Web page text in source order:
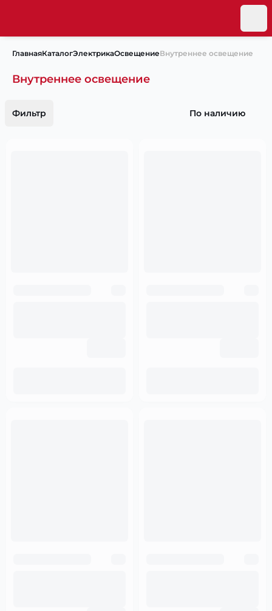
ГлавнаяКаталогЭлектрикаОсвещениеВнутреннее освещение
Внутреннее освещение
Фильтр По наличию